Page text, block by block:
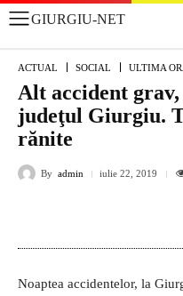
GIURGIU-NET
ACTUAL SOCIAL ULTIMA
Alt accident
judeţul Giurgiu.
rănite
By admin iulie 22, 2019
Noaptea accidentelor, la